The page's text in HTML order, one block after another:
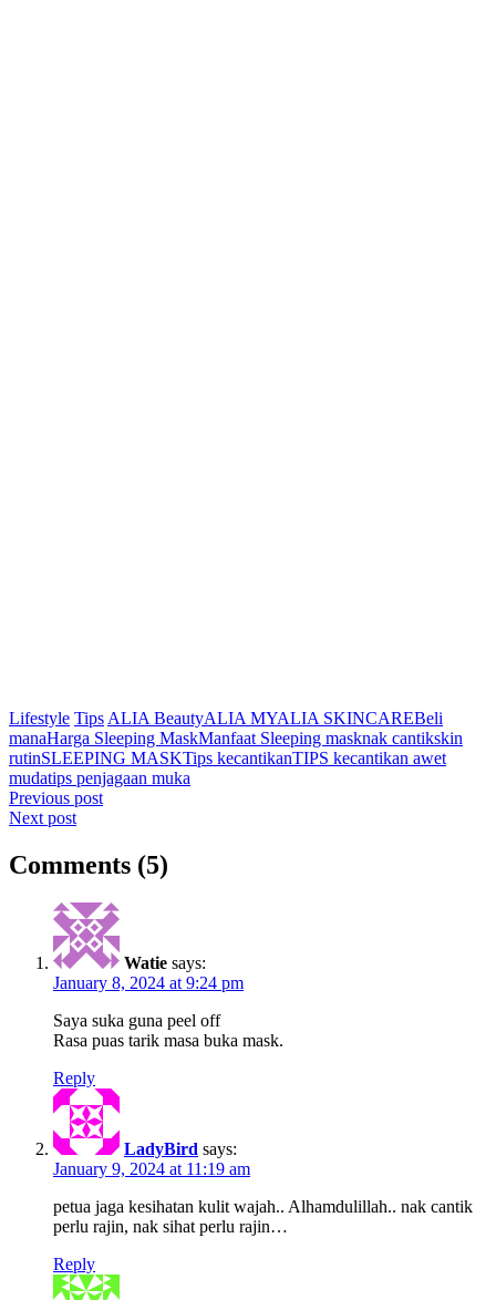
Lifestyle Tips ALIA BeautyALIA MYALIA SKINCAREBeli
manaHarga Sleeping MaskManfaat Sleeping masknak cantikskin
rutinSLEEPING MASKTips kecantikanTIPS kecantikan awet
mudatips penjagaan muka
Post
navigation
Previous post
Next post
Comments (5)
Watie says:
January 8, 2024 at 9:24 pm
Saya suka guna peel off
Rasa puas tarik masa buka mask.
Reply
LadyBird says:
January 9, 2024 at 11:19 am
petua jaga kesihatan kulit wajah.. Alhamdulillah.. nak cantik
perlu rajin, nak sihat perlu rajin…
Reply